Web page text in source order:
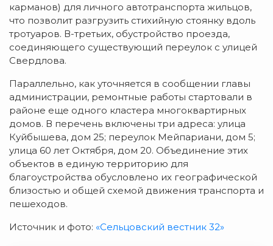
карманов) для личного автотранспорта жильцов,
что позволит разгрузить стихийную стоянку вдоль
тротуаров. В-третьих, обустройство проезда,
соединяющего существующий переулок с улицей
Свердлова.
Параллельно, как уточняется в сообщении главы
администрации, ремонтные работы стартовали в
районе еще одного кластера многоквартирных
домов. В перечень включены три адреса: улица
Куйбышева, дом 25; переулок Мейпариани, дом 5;
улица 60 лет Октября, дом 20. Объединение этих
объектов в единую территорию для
благоустройства обусловлено их географической
близостью и общей схемой движения транспорта и
пешеходов.
Источник и фото: «Сельцовский вестник 32»